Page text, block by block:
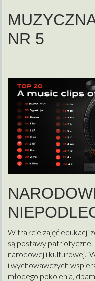
NR 5
W trakcie zajęć edukacji
są postawy
narodowej i kulturowej.
i wychowawczych
młodego pokolenia,